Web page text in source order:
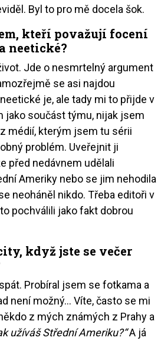
Byl to pro mě docela šok.
kteří považují focení
neetické?
Jde o nesmrtelný argument
se asi najdou
je, ale tady mi to přijde v
jako součást týmu, nijak jsem
médií, kterým jsem tu sérii
problém. Uveřejnit ji
před nedávnem udělali
Ameriky nebo se jim nehodila
neoháněl nikdo. Třeba editoři v
pochválili jako fakt dobrou
když jste se večer
Probíral jsem se fotkama a
není možný… Víte, často se mi
z mých známých z Prahy a
užíváš Střední Ameriku?“A já